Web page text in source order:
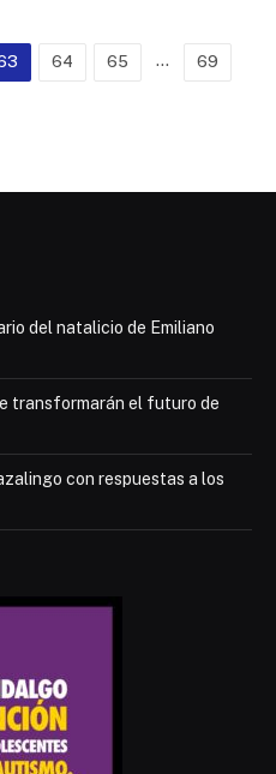
64 65 … 69
del natalicio de Emiliano
transformarán el futuro de
con respuestas a los